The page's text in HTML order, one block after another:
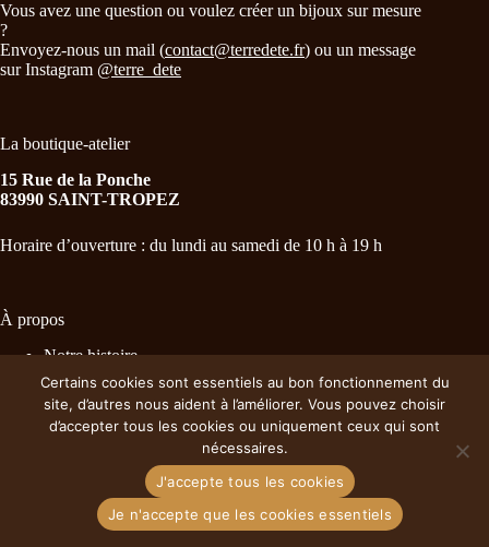
Vous avez une question ou voulez créer un bijoux sur mesure
?
Envoyez-nous un mail (contact@terredete.fr) ou un message
sur Instagram @terre_dete
La boutique-atelier
15 Rue de la Ponche
83990 SAINT-TROPEZ
Horaire d’ouverture : du lundi au samedi de 10 h à 19 h
À propos
Notre histoire
Nos essentiels
Distributeurs
CGV
Politique de confidentialité
Copyright © 2026 - Par Mésage Studio pour Terre d'été.
Certains cookies sont essentiels au bon fonctionnement du
site, d’autres nous aident à l’améliorer. Vous pouvez choisir
d’accepter tous les cookies ou uniquement ceux qui sont
nécessaires.
J'accepte tous les cookies
Je n'accepte que les cookies essentiels